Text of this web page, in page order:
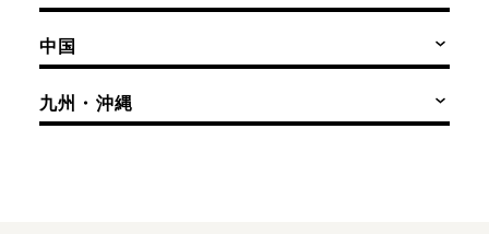
中国
九州・沖縄